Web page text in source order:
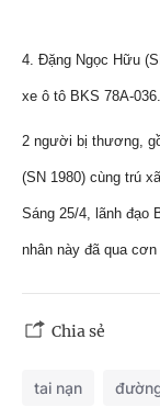
4. Đặng Ngọc Hữu
xe ô tô BKS 78A-
2 người bị thương,
(SN 1980) cùng trú
Sáng 25/4, lãnh đạo
nhân này đã qua
Chia sẻ
tai nạn